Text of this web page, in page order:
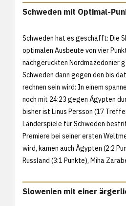
Schweden mit Optimal-
Schweden hat es geschafft: Die
optimalen Ausbeute von vier
nachgerückten Nordmazedonier
Schweden dann gegen den bis
rechnen sein wird: In einem
noch mit 24:23 gegen Ägypten
bisher ist Linus Persson (17
Länderspiele für Schweden
Premiere bei seiner ersten
wird, kamen auch Ägypten (2:2
Russland (3:1 Punkte), Miha
Slowenien mit einer